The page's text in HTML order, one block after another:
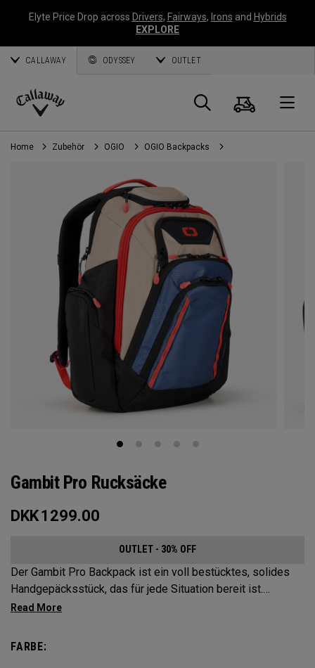
Elyte Price Drop across Drivers, Fairways, Irons and Hybrids
EXPLORE
CALLAWAY ODYSSEY OUTLET
Callaway
Golf
Suche
Home Zubehör OGIO OGIO Backpacks
Gambit Pro Rucksäcke
DKK1299.00
OUTLET - 30% OFF
Der Gambit Pro Backpack ist ein voll bestücktes, solides
Handgepäcksstück, das für jede Situation bereit ist.
Strategisch angeordnete Fächer und Taschen, damit alles
FARBE: